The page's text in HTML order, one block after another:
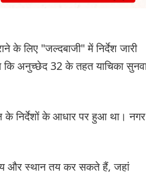
के लिए "जल्दबाजी" में निर्देश जारी
कि अनुच्छेद 32 के तहत याचिका
के निर्देशों के आधार पर हुआ था। नगर
और स्थान तय कर सकते हैं, जहां